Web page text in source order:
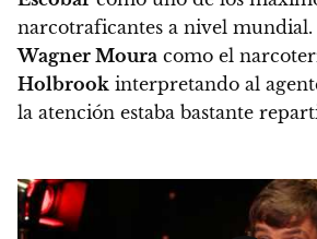
narcotraficantes a nivel mundial.
Wagner Moura como el
Holbrook interpretando al
la atención estaba bastante